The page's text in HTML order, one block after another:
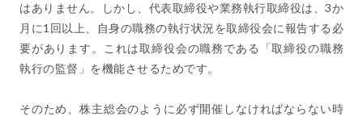
はありません。しかし、代表取締役や業務執行取締役は、3か
月に1回以上、自身の職務の執行状況を取締役会に報告する必
要があります。これは取締役会の職務である「取締役の職務
執行の監督」を機能させるためです。
そのため、株主総会のように必ず開催しなければならない時